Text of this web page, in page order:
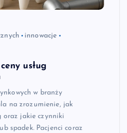
innowacje
usług
w branży
na zrozumienie, jak
oraz jakie czynniki
spadek. Pacjenci coraz